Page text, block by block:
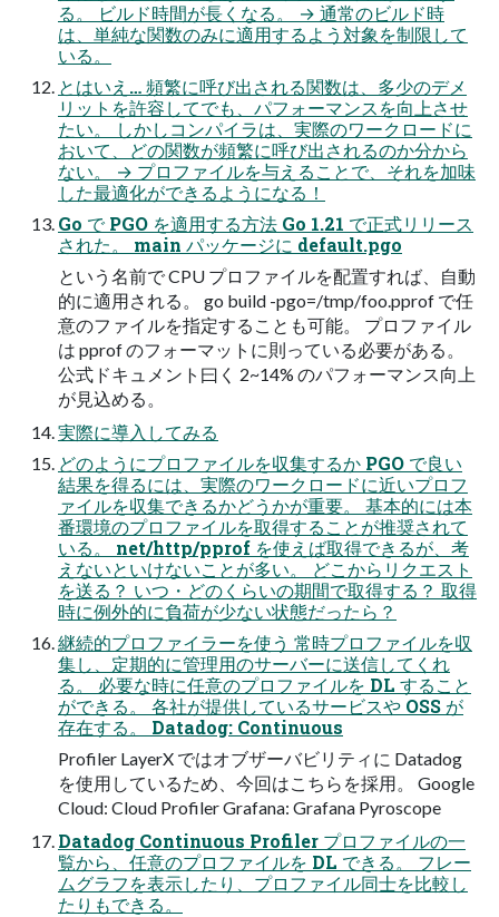
る。 ビルド時間が長くなる。 → 通常のビルド時
は、単純な関数のみに適用するよう対象を制限して
いる。
とはいえ… 頻繁に呼び出される関数は、多少のデメ
リットを許容してでも、パフォーマンスを向上させ
たい。 しかしコンパイラは、実際のワークロードに
おいて、どの関数が頻繁に呼び出されるのか分から
ない。 → プロファイルを与えることで、それを加味
した最適化ができるようになる！
Go で PGO を適用する方法 Go 1.21 で正式リリース
された。 main パッケージに default.pgo
という名前で CPU プロファイルを配置すれば、自動
的に適用される。 go build -pgo=/tmp/foo.pprof で任
意のファイルを指定することも可能。 プロファイル
は pprof のフォーマットに則っている必要がある。
公式ドキュメント曰く 2~14% のパフォーマンス向上
が見込める。
実際に導入してみる
どのようにプロファイルを収集するか PGO で良い
結果を得るには、実際のワークロードに近いプロフ
ァイルを収集できるかどうかが重要。 基本的には本
番環境のプロファイルを取得することが推奨されて
いる。 net/http/pprof を使えば取得できるが、考
えないといけないことが多い。 どこからリクエスト
を送る？ いつ・どのくらいの期間で取得する？ 取得
時に例外的に負荷が少ない状態だったら？
継続的プロファイラーを使う 常時プロファイルを収
集し、定期的に管理用のサーバーに送信してくれ
る。 必要な時に任意のプロファイルを DL すること
ができる。 各社が提供しているサービスや OSS が
存在する。 Datadog: Continuous
Profiler LayerX ではオブザーバビリティに Datadog
を使用しているため、今回はこちらを採用。 Google
Cloud: Cloud Profiler Grafana: Grafana Pyroscope
Datadog Continuous Profiler プロファイルの一
覧から、任意のプロファイルを DL できる。 フレー
ムグラフを表示したり、プロファイル同士を比較し
たりもできる。